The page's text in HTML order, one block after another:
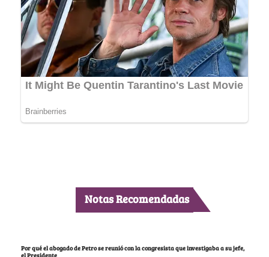
Notas Recomendadas
Por qué el abogado de Petro se reunió con la congresista que investigaba a su jefe,